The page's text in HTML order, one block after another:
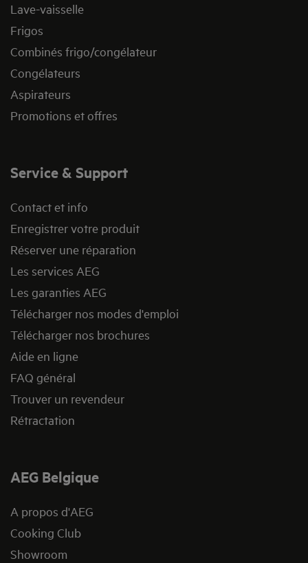
Lave-vaisselle
Frigos
Combinés frigo/congélateur
Congélateurs
Aspirateurs
Promotions et offres
Service & Support
Contact et info
Enregistrer votre produit
Réserver une réparation
Les services AEG
Les garanties AEG
Télécharger nos modes d'emploi
Télécharger nos brochures
Aide en ligne
FAQ général
Trouver un revendeur
Rétractation
AEG Belgique
A propos d'AEG
Cooking Club
Showroom